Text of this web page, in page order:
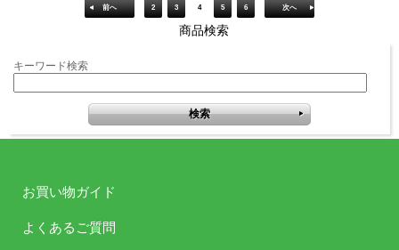
前へ 2 3 4 5 6 次へ
商品検索
キーワード検索
お買い物ガイド
よくあるご質問